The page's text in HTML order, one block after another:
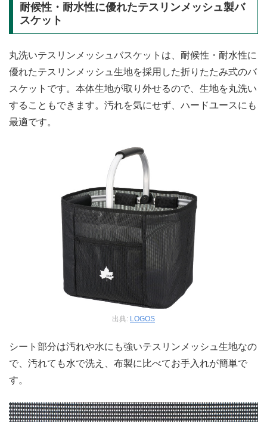
耐候性・耐水性に優れたテスリンメッシュ製バ
スケット
丸洗いテスリンメッシュバスケットは、耐候性・耐水性に
優れたテスリンメッシュ生地を採用した折りたたみ式のバ
スケットです。本体生地が取り外せるので、生地を丸洗い
することもできます。汚れを気にせず、ハードユースにも
最適です。
出典: LOGOS
シート部分は汚れや水にも強いテスリンメッシュ生地なの
で、汚れても水で洗え、布製に比べてお手入れが簡単で
す。